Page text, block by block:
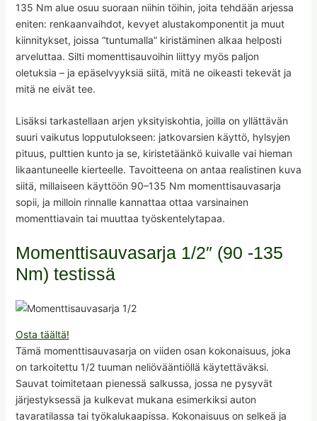
135 Nm alue osuu suoraan niihin töihin, joita tehdään arjessa
eniten: renkaanvaihdot, kevyet alustakomponentit ja muut
kiinnitykset, joissa “tuntumalla” kiristäminen alkaa helposti
arveluttaa. Silti momenttisauvoihin liittyy myös paljon
oletuksia – ja epäselvyyksiä siitä, mitä ne oikeasti tekevät ja
mitä ne eivät tee.
Lisäksi tarkastellaan arjen yksityiskohtia, joilla on yllättävän
suuri vaikutus lopputulokseen: jatkovarsien käyttö, hylsyjen
pituus, pulttien kunto ja se, kiristetäänkö kuivalle vai hieman
likaantuneelle kierteelle. Tavoitteena on antaa realistinen kuva
siitä, millaiseen käyttöön 90–135 Nm momenttisauvasarja
sopii, ja milloin rinnalle kannattaa ottaa varsinainen
momenttiavain tai muuttaa työskentelytapaa.
Momenttisauvasarja 1/2″ (90 -135
Nm) testissä
Osta täältä!
Tämä momenttisauvasarja on viiden osan kokonaisuus, joka
on tarkoitettu 1/2 tuuman neliövääntiöllä käytettäväksi.
Sauvat toimitetaan pienessä salkussa, jossa ne pysyvät
järjestyksessä ja kulkevat mukana esimerkiksi auton
tavaratilassa tai työkalukaapissa. Kokonaisuus on selkeä ja